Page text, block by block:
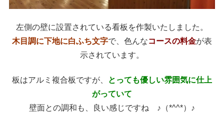
左側の壁に設置されている看板を作製いたしました。
木目調に下地に白ふち文字で、色んなコースの料金が表
示されています。
板はアルミ複合板ですが、
とっても優しい雰囲気に仕上
がっていて
壁面との調和も、良い感じですね ♪（*^^*）♪